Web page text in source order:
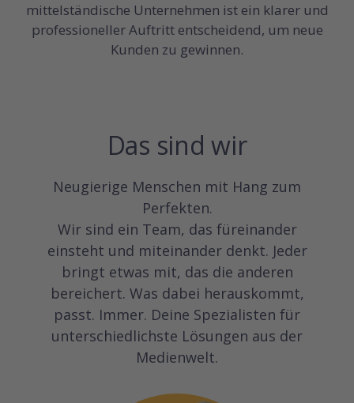
mittelständische Unternehmen ist ein klarer und
professioneller Auftritt entscheidend, um neue
Kunden zu gewinnen.
Das sind wir
Neugierige Menschen mit Hang zum
Perfekten.
Wir sind ein Team, das füreinander
einsteht und miteinander denkt. Jeder
bringt etwas mit, das die anderen
bereichert. Was dabei herauskommt,
passt. Immer. Deine Spezialisten für
unterschiedlichste Lösungen aus der
Medienwelt.